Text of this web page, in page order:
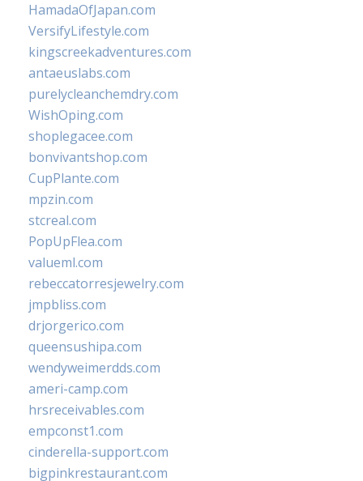
HamadaOfJapan.com
VersifyLifestyle.com
kingscreekadventures.com
antaeuslabs.com
purelycleanchemdry.com
WishOping.com
shoplegacee.com
bonvivantshop.com
CupPlante.com
mpzin.com
stcreal.com
PopUpFlea.com
valueml.com
rebeccatorresjewelry.com
jmpbliss.com
drjorgerico.com
queensushipa.com
wendyweimerdds.com
ameri-camp.com
hrsreceivables.com
empconst1.com
cinderella-support.com
bigpinkrestaurant.com